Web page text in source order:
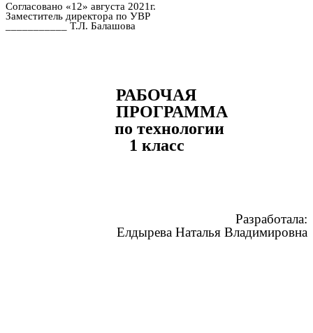
Согласовано «12» августа 2021г.
Заместитель директора по УВР
___________ Т.Л. Балашова
РАБОЧАЯ
ПРОГРАММА
по технологии
1 класс
Разработала:
Елдырева Наталья Владимировна